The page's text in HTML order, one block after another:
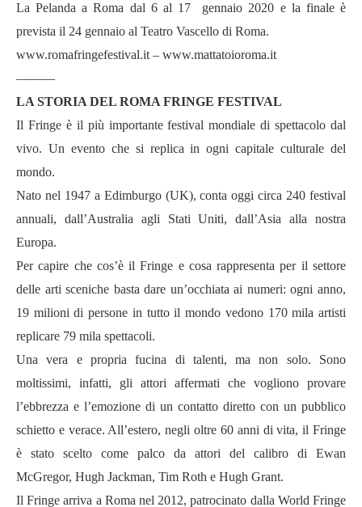
La Pelanda a Roma dal 6 al 17 gennaio 2020 e la finale è
prevista il 24 gennaio al Teatro Vascello di Roma.
www.romafringefestival.it – www.mattatoioroma.it
———
LA STORIA DEL ROMA FRINGE FESTIVAL
Il Fringe è il più importante festival mondiale di spettacolo dal
vivo. Un evento che si replica in ogni capitale culturale del
mondo.
Nato nel 1947 a Edimburgo (UK), conta oggi circa 240 festival
annuali, dall’Australia agli Stati Uniti, dall’Asia alla nostra
Europa.
Per capire che cos’è il Fringe e cosa rappresenta per il settore
delle arti sceniche basta dare un’occhiata ai numeri: ogni anno,
19 milioni di persone in tutto il mondo vedono 170 mila artisti
replicare 79 mila spettacoli.
Una vera e propria fucina di talenti, ma non solo. Sono
moltissimi, infatti, gli attori affermati che vogliono provare
l’ebbrezza e l’emozione di un contatto diretto con un pubblico
schietto e verace. All’estero, negli oltre 60 anni di vita, il Fringe
è stato scelto come palco da attori del calibro di Ewan
McGregor, Hugh Jackman, Tim Roth e Hugh Grant.
Il Fringe arriva a Roma nel 2012, patrocinato dalla World Fringe